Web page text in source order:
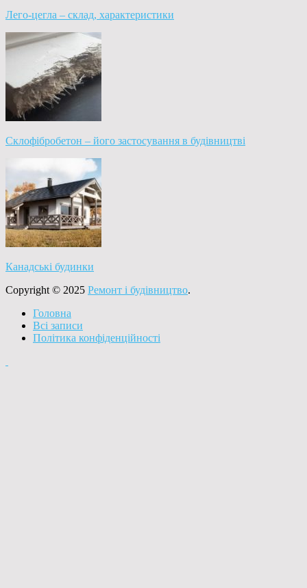
Лего-цегла – склад, характеристики
Склофібробетон – його застосування в будівництві
Канадські будинки
Copyright © 2025 Ремонт і будівництво.
Головна
Всі записи
Політика конфіденційності